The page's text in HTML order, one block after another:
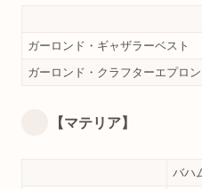
ガーロンド・ギャザラーベスト
ガーロンド・クラフターエプロン
【マテリア】
バハ